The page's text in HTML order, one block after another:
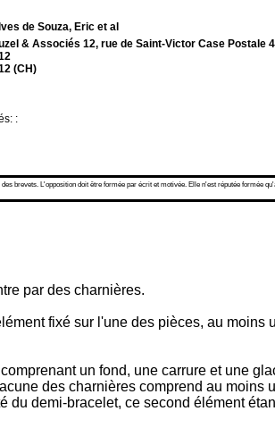
de Souza, Eric et al
& Associés 12, rue de Saint-Victor Case Postale
(CH)
:
brevets. L'opposition doit être formée par écrit et motivée. Elle n'est réputée formée
par des charnières.
fixé sur l'une des pièces, au moins
un fond, une carrure et une
des charnières comprend au moins
du demi-bracelet, ce second élément